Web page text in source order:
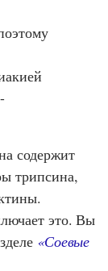
содержит
трипсина,
это. Вы
«Соевые